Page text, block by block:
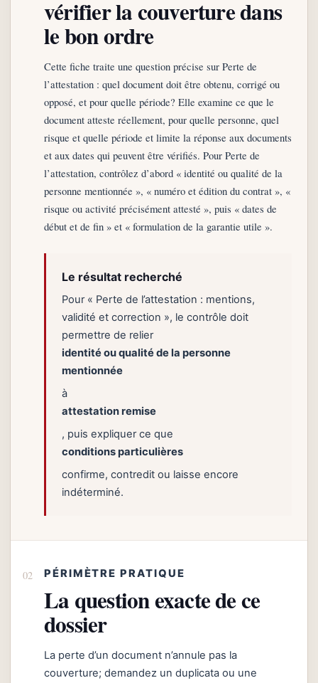
vérifier la couverture dans
le bon ordre
Cette fiche traite une question précise sur Perte de
l’attestation : quel document doit être obtenu, corrigé ou
opposé, et pour quelle période? Elle examine ce que le
document atteste réellement, pour quelle personne, quel
risque et quelle période et limite la réponse aux documents
et aux dates qui peuvent être vérifiés. Pour Perte de
l’attestation, contrôlez d’abord « identité ou qualité de la
personne mentionnée », « numéro et édition du contrat », «
risque ou activité précisément attesté », puis « dates de
début et de fin » et « formulation de la garantie utile ».
Le résultat recherché
Pour « Perte de l’attestation : mentions,
validité et correction », le contrôle doit
permettre de relier
identité ou qualité de la personne
mentionnée
à
attestation remise
, puis expliquer ce que
conditions particulières
confirme, contredit ou laisse encore
indéterminé.
PÉRIMÈTRE PRATIQUE
La question exacte de ce
dossier
La perte d’un document n’annule pas la
couverture; demandez un duplicata ou une